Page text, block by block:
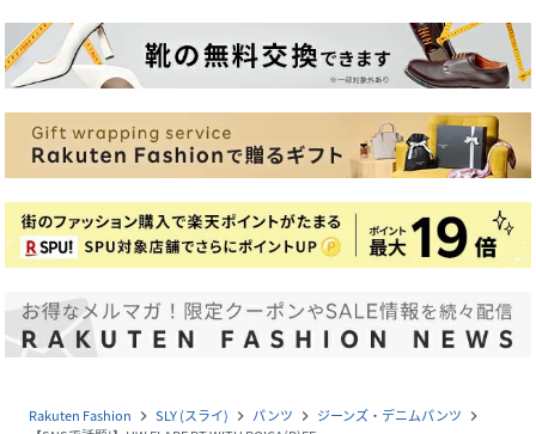
Rakuten Fashion navigate_next SLY (スライ) navigate_next パンツ navigate_next ジーンズ・デニムパンツ navigate_next